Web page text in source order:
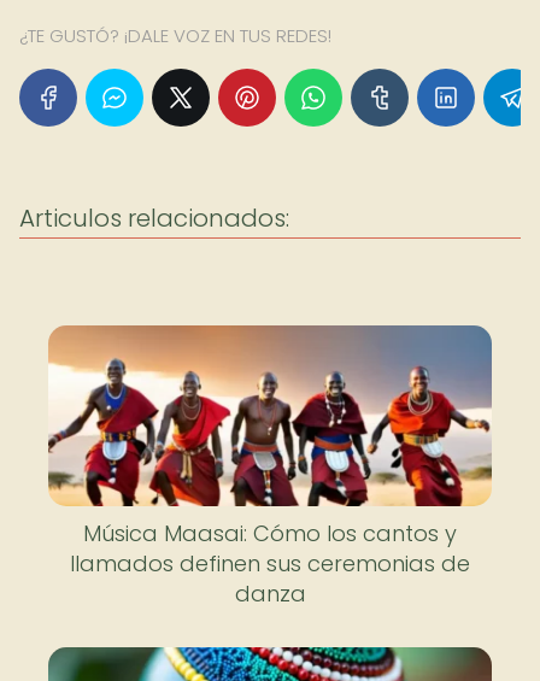
¿TE GUSTÓ? ¡DALE VOZ EN TUS REDES!
Articulos relacionados:
Música Maasai: Cómo los cantos y
llamados definen sus ceremonias de
danza